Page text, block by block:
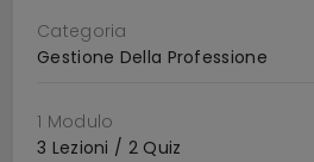
Categoria
Gestione Della Professione
1 Modulo
3 Lezioni / 2 Quiz